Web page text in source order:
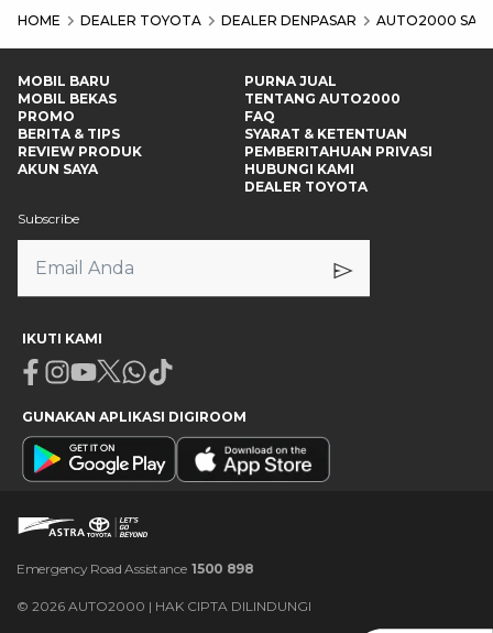
HOME DEALER TOYOTA DEALER DENPASAR AUTO2000
MOBIL BARU
MOBIL BEKAS
PROMO
BERITA & TIPS
REVIEW PRODUK
AKUN SAYA
PURNA JUAL
TENTANG AUTO2000
FAQ
SYARAT & KETENTUAN
PEMBERITAHUAN PRIVASI
HUBUNGI KAMI
DEALER TOYOTA
Subscribe
IKUTI KAMI
Facebook
Instagram
Youtube
X Whatsapp
Tiktok
GUNAKAN APLIKASI DIGIROOM
Emergency Road Assistance 1500 898
© 2026 AUTO2000 | HAK CIPTA DILINDUNGI